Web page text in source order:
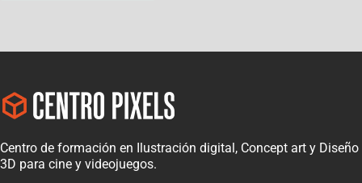
Centro de formación en Ilustración digital, Concept art y Diseño
3D para cine y videojuegos.